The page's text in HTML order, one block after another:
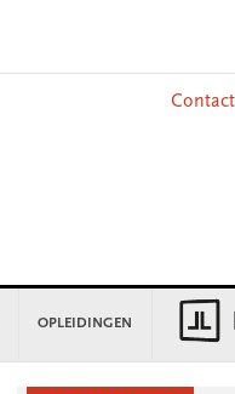
Contact
OPLEIDINGEN